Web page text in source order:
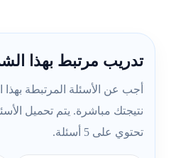
تدريب مرتبط بهذا
أجب عن الأسئلة المرتبطة
نتيجتك مباشرة. يتم تحميل
تحتوي على 5 أسئلة.